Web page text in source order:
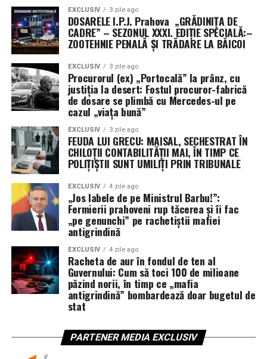
EXCLUSIV 3 zile ago
DOSARELE I.P.J. Prahova „GRĂDINIȚA DE
CADRE” – SEZONUL XXXI. EDIȚIE SPECIALĂ:–
ZOOTEHNIE PENALĂ ȘI TRĂDARE LA BĂICOI
EXCLUSIV 3 zile ago
Procurorul (ex) „Portocală” la prânz, cu
justiția la desert: Fostul procuror-fabrică
de dosare se plimbă cu Mercedes-ul pe
cazul „viața bună”
EXCLUSIV 3 zile ago
FEUDA LUI GRECU: MAISAL, SECHESTRAT ÎN
CHILOȚII CONTABILITĂȚII MAI, ÎN TIMP CE
POLIȚIȘTII SUNT UMILIȚI PRIN TRIBUNALE
EXCLUSIV 4 zile ago
„Jos labele de pe Ministrul Barbu!”:
Fermierii prahoveni rup tăcerea și îi fac
„pe genunchi” pe rachetiștii mafiei
antigrindină
EXCLUSIV 4 zile ago
Racheta de aur în fondul de ten al
Guvernului: Cum să toci 100 de milioane
păzind norii, în timp ce „mafia
antigrindină” bombardează doar bugetul de
stat
PARTENER MEDIA EXCLUSIV